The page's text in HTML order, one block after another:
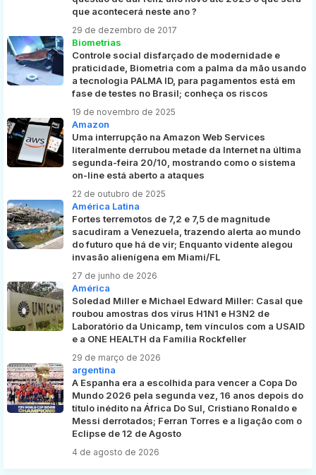
que acontecerá neste ano ?
29 de dezembro de 2017
Biometrias
Controle social disfarçado de modernidade e
praticidade, Biometria com a palma da mão usando
a tecnologia PALMA ID, para pagamentos está em
fase de testes no Brasil; conheça os riscos
19 de novembro de 2025
Amazon
Uma interrupção na Amazon Web Services
literalmente derrubou metade da Internet na última
segunda-feira 20/10, mostrando como o sistema
on-line está aberto a ataques
22 de outubro de 2025
América Latina
Fortes terremotos de 7,2 e 7,5 de magnitude
sacudiram a Venezuela, trazendo alerta ao mundo
do futuro que há de vir; Enquanto vidente alegou
invasão alienígena em Miami/FL
27 de junho de 2026
América
Soledad Miller e Michael Edward Miller: Casal que
roubou amostras dos vírus H1N1 e H3N2 de
Laboratório da Unicamp, tem vínculos com a USAID
e a ONE HEALTH da Família Rockfeller
29 de março de 2026
argentina
A Espanha era a escolhida para vencer a Copa Do
Mundo 2026 pela segunda vez, 16 anos depois do
título inédito na África Do Sul, Cristiano Ronaldo e
Messi derrotados; Ferran Torres e a ligação com o
Eclipse de 12 de Agosto
4 de agosto de 2026